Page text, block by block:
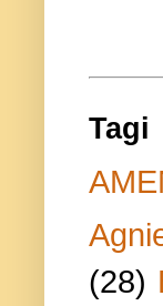
Tagi
(28)